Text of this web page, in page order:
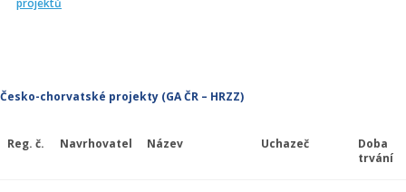
projektů
Česko-chorvatské projekty (GA ČR – HRZZ)
Reg. č. Navrhovatel Název Uchazeč
Doba
trvání